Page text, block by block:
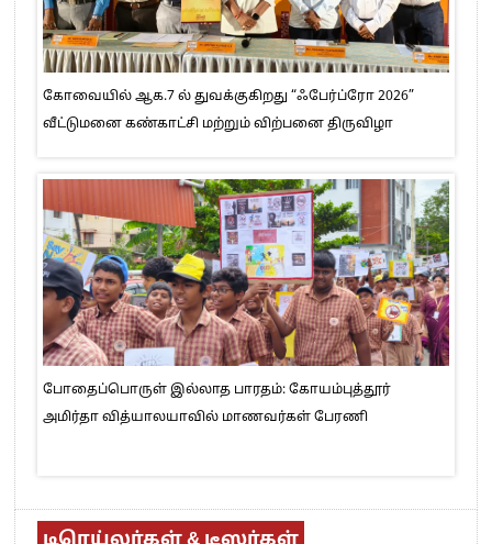
கோவையில் ஆக.7 ல் துவக்குகிறது “ஃபேர்ப்ரோ 2026”
வீட்டுமனை கண்காட்சி மற்றும் விற்பனை திருவிழா
போதைப்பொருள் இல்லாத பாரதம்: கோயம்புத்தூர்
அமிர்தா வித்யாலயாவில் மாணவர்கள் பேரணி